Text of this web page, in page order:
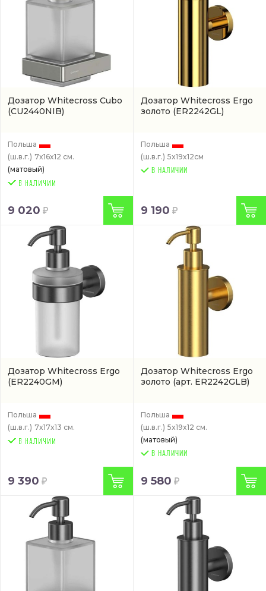
Дозатор Whitecross Cubo
(CU2440NIB)
Польша
(ш.в.г.) 7x16x12 см.
(матовый)
9 020
Дозатор Whitecross Ergo
золото (ER2242GL)
Польша
(ш.в.г.) 5x19x12см
В НАЛИЧИИ
9 190
Дозатор Whitecross Ergo
(ER2240GM)
Польша
(ш.в.г.) 7x17x13 см.
9 390
Дозатор Whitecross Ergo
золото (арт. ER2242GLB)
Польша
(ш.в.г.) 5x19x12 см.
(матовый)
В НАЛИЧИИ
9 580